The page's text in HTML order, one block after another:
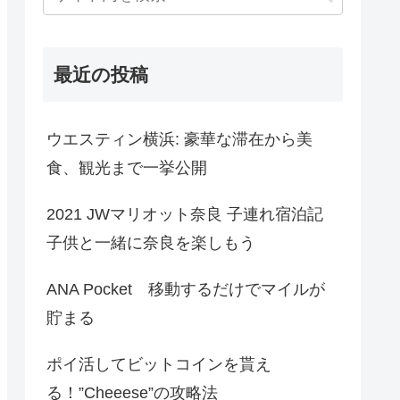
最近の投稿
ウエスティン横浜: 豪華な滞在から美
食、観光まで一挙公開
2021 JWマリオット奈良 子連れ宿泊記
子供と一緒に奈良を楽しもう
ANA Pocket 移動するだけでマイルが
貯まる
ポイ活してビットコインを貰え
る！”Cheeese”の攻略法